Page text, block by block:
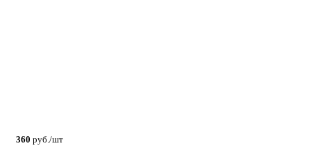
360 руб./шт